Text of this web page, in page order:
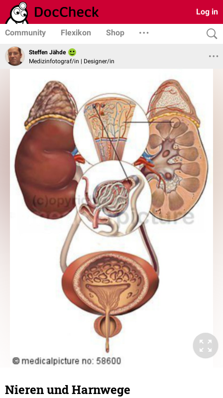
Log in
Community Flexikon Shop
Steffen Jähde
Medizinfotograf/in | Designer/in
Nieren und Harnwege